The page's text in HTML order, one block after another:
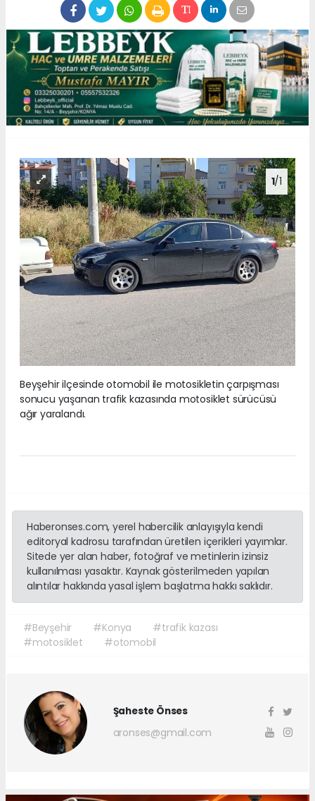
1/1
Beyşehir ilçesinde otomobil ile motosikletin çarpışması
sonucu yaşanan trafik kazasında motosiklet sürücüsü
ağır yaralandı.
Haberonses.com, yerel habercilik anlayışıyla kendi
editoryal kadrosu tarafından üretilen içerikleri yayımlar.
Sitede yer alan haber, fotoğraf ve metinlerin izinsiz
kullanılması yasaktır. Kaynak gösterilmeden yapılan
alıntılar hakkında yasal işlem başlatma hakkı saklıdır.
#Beyşehir #Konya
#trafik kazası
#motosiklet
#otomobil
Şaheste Önses
aronses@gmail.com